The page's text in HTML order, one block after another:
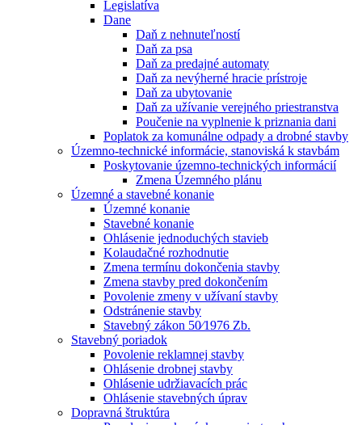
Legislatíva
Dane
Daň z nehnuteľností
Daň za psa
Daň za predajné automaty
Daň za nevýherné hracie prístroje
Daň za ubytovanie
Daň za užívanie verejného priestranstva
Poučenie na vyplnenie k priznania dani
Poplatok za komunálne odpady a drobné stavby
Územno-technické informácie, stanoviská k stavbám
Poskytovanie územno-technických informácií
Zmena Územného plánu
Územné a stavebné konanie
Územné konanie
Stavebné konanie
Ohlásenie jednoduchých stavieb
Kolaudačné rozhodnutie
Zmena termínu dokončenia stavby
Zmena stavby pred dokončením
Povolenie zmeny v užívaní stavby
Odstránenie stavby
Stavebný zákon 50⁄1976 Zb.
Stavebný poriadok
Povolenie reklamnej stavby
Ohlásenie drobnej stavby
Ohlásenie udržiavacích prác
Ohlásenie stavebných úprav
Dopravná štruktúra